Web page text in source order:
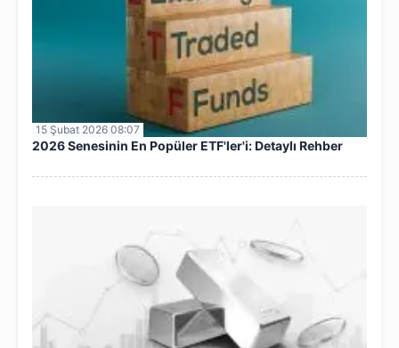
15 Şubat 2026 08:07
2026 Senesinin En Popüler ETF'ler'i: Detaylı Rehber